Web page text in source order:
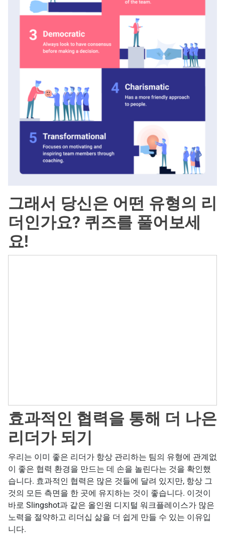
그래서 당신은 어떤 유형의 리
더인가요? 퀴즈를 풀어보세
요!
효과적인 협력을 통해 더 나은
리더가 되기
우리는 이미 좋은 리더가 항상 관리하는 팀의 유형에 관계없
이 좋은 협력 환경을 만드는 데 손을 놀린다는 것을 확인했
습니다. 효과적인 협력은 많은 것들에 달려 있지만, 항상 그
것의 모든 측면을 한 곳에 유지하는 것이 좋습니다. 이것이
바로 Slingshot과 같은 올인원 디지털 워크플레이스가 많은
노력을 절약하고 리더십 삶을 더 쉽게 만들 수 있는 이유입
니다.